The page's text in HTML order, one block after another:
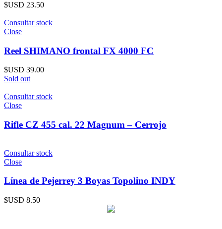
$USD 23.50
Consultar stock
Close
Reel SHIMANO frontal FX 4000 FC
$USD 39.00
Sold out
Consultar stock
Close
Rifle CZ 455 cal. 22 Magnum – Cerrojo
Consultar stock
Close
Línea de Pejerrey 3 Boyas Topolino INDY
$USD 8.50